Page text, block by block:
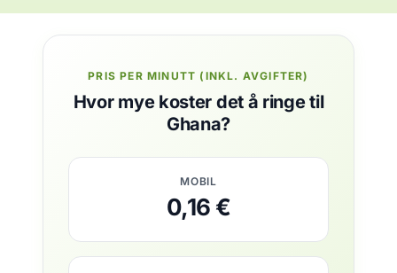
PRIS PER MINUTT (INKL. AVGIFTER)
Hvor mye koster det å ringe til
Ghana?
MOBIL
0,16 €